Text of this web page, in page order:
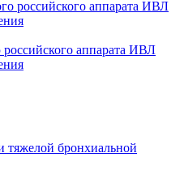
российского аппарата ИВЛ
deti-problemy-terapii-